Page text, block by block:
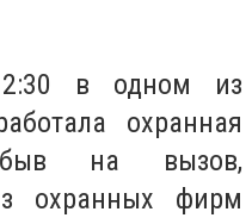
в одном из
охранная
на вызов,
охранных фирм